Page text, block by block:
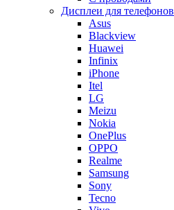
Дисплеи для телефонов
Asus
Blackview
Huawei
Infinix
iPhone
Itel
LG
Meizu
Nokia
OnePlus
OPPO
Realme
Samsung
Sony
Tecno